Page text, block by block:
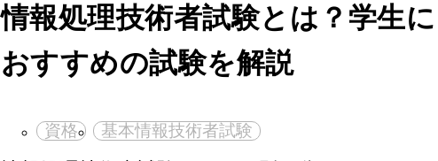
情報処理技術者試験とは？学生に
おすすめの試験を解説
資格 基本情報技術者試験